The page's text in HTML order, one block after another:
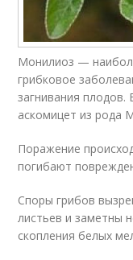
Монилиоз —
грибковое
загнивания плодов.
аскомицет из рода
Поражение
погибают
Споры грибов
листьев и заметны
скопления белых